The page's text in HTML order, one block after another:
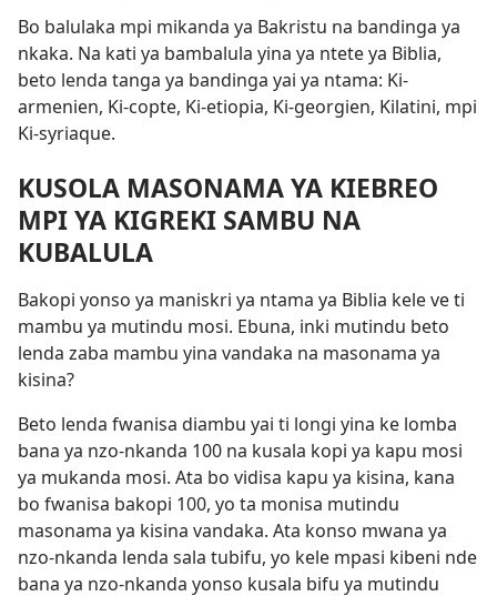
Bo balulaka mpi mikanda ya Bakristu na bandinga ya
nkaka. Na kati ya bambalula yina ya ntete ya Biblia,
beto lenda tanga ya bandinga yai ya ntama: Ki-
armenien, Ki-copte, Ki-etiopia, Ki-georgien, Kilatini, mpi
Ki-syriaque.
KUSOLA MASONAMA YA KIEBREO
MPI YA KIGREKI SAMBU NA
KUBALULA
Bakopi yonso ya maniskri ya ntama ya Biblia kele ve ti
mambu ya mutindu mosi. Ebuna, inki mutindu beto
lenda zaba mambu yina vandaka na masonama ya
kisina?
Beto lenda fwanisa diambu yai ti longi yina ke lomba
bana ya nzo-nkanda 100 na kusala kopi ya kapu mosi
ya mukanda mosi. Ata bo vidisa kapu ya kisina, kana
bo fwanisa bakopi 100, yo ta monisa mutindu
masonama ya kisina vandaka. Ata konso mwana ya
nzo-nkanda lenda sala tubifu, yo kele mpasi kibeni nde
bana ya nzo-nkanda yonso kusala bifu ya mutindu